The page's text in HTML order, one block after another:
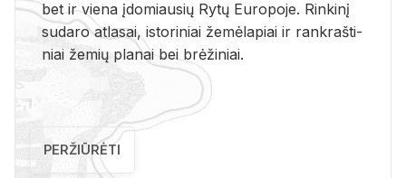
bet ir vie­na įdo­miau­sių Rytų Eu­ro­po­je. Rin­ki­nį
su­da­ro at­la­sai, is­to­ri­niai že­mė­la­piai ir rank­raš­ti­
niai že­mių pla­nai bei brė­ži­niai.
PERŽIŪRĖTI